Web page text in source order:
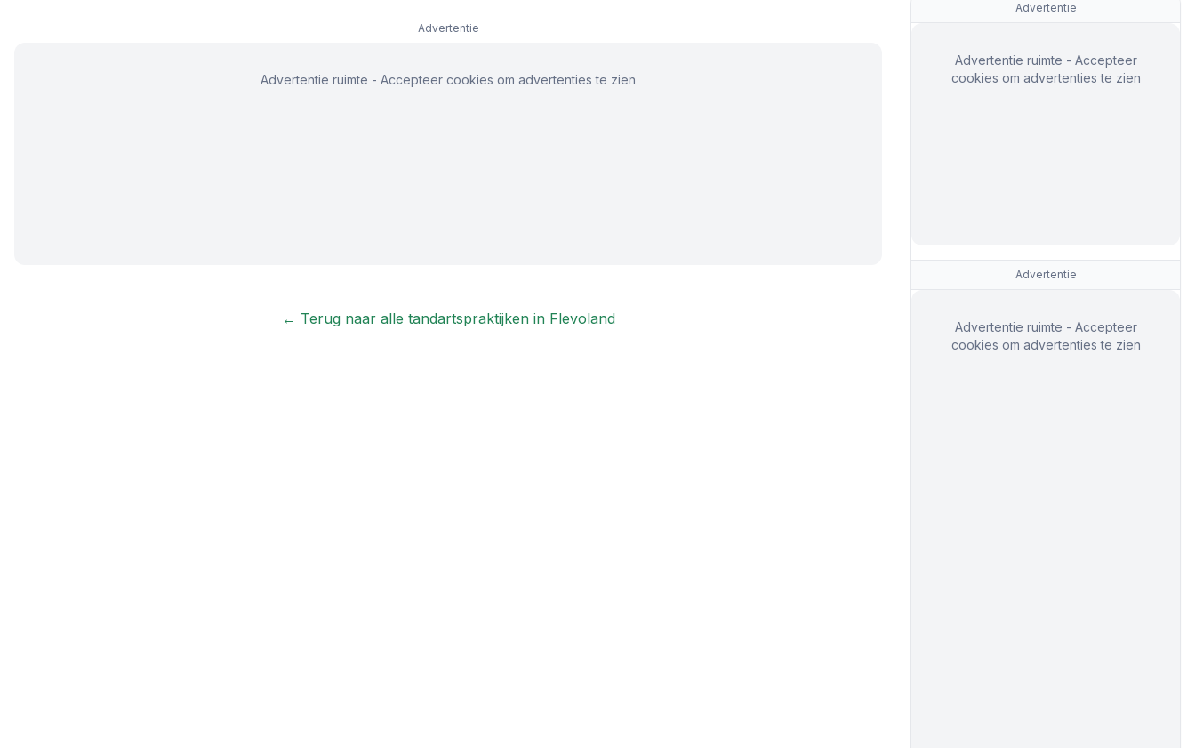
Advertentie
Advertentie ruimte - Accepteer cookies om advertenties te zien
← Terug naar alle tandartspraktijken in Flevoland
Advertentie
Advertentie ruimte - Accepteer
cookies om advertenties te zien
Advertentie
Advertentie ruimte - Accepteer
cookies om advertenties te zien